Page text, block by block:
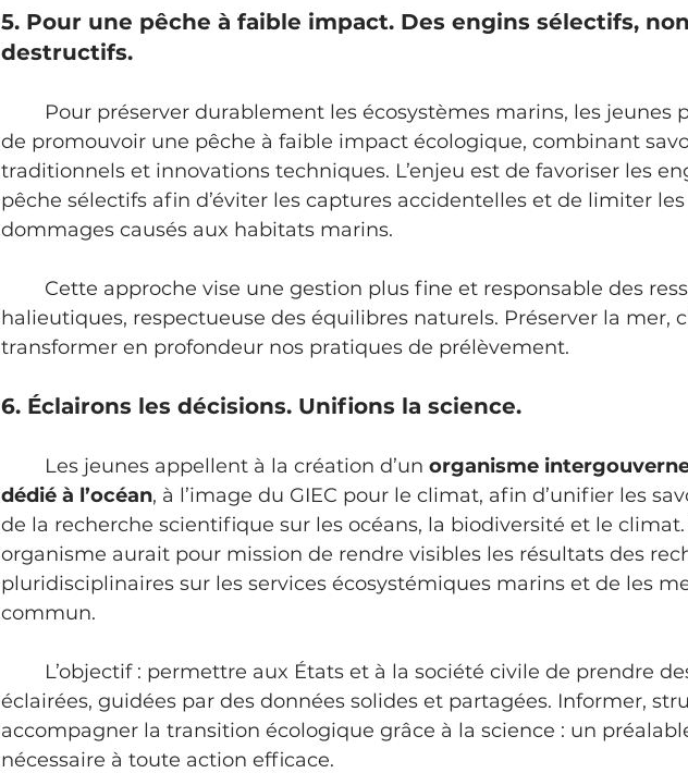
5. Pour une pêche à faible impact. Des engins sélectifs, non
destructifs.
de promouvoir une pêche à faible impact écologique, combinant
traditionnels et innovations techniques. L’enjeu est de favoriser les
pêche sélectifs afin d’éviter les captures accidentelles et de limiter les
dommages causés aux habitats marins.
halieutiques, respectueuse des équilibres naturels. Préserver la mer,
transformer en profondeur nos pratiques de prélèvement.
6. Éclairons les décisions. Unifions la science.
	Les jeunes appellent à la création d’un
organisme
dédié à l’océan, à l’image du GIEC pour le climat, afin d’unifier les
de la recherche scientifique sur les océans, la biodiversité et le
organisme aurait pour mission de rendre visibles les résultats des
pluridisciplinaires sur les services écosystémiques marins et de les
commun.
éclairées, guidées par des données solides et partagées. Informer,
accompagner la transition écologique grâce à la science : un
nécessaire à toute action efficace.